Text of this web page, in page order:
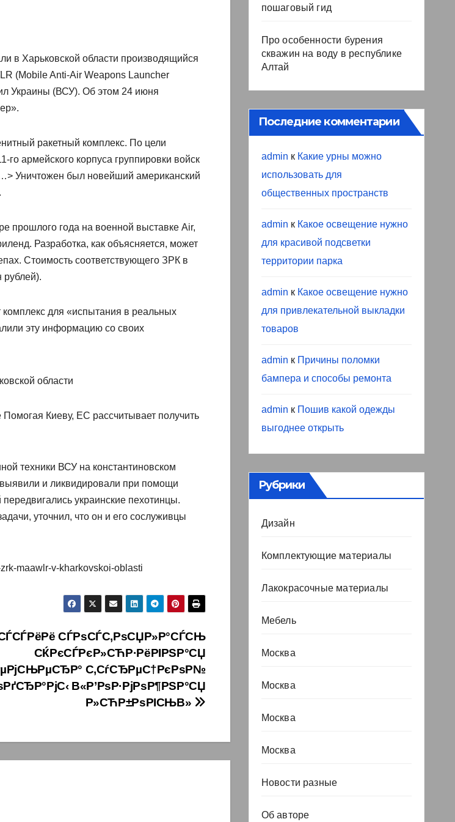
в Харьковской области производящийся
(Mobile Anti-Air Weapons Launcher
Украины (ВСУ). Об этом 24 июня
ракетный комплекс. По цели
армейского корпуса группировки войск
Уничтожен был новейший американский
прошлого года на военной выставке Air,
Разработка, как объясняется, может
Стоимость соответствующего ЗРК в
рублей).
комплекс для «испытания в реальных
эту информацию со своих
Киеву, ЕС рассчитывает получить
техники ВСУ на константиновском
и ликвидировали при помощи
украинские пехотинцы.
уточнил, что он и его сослуживцы
maawlr-v-kharkovskoi-oblasti
СЃРѕСЃС‚РѕСЏР»Р°СЃСЊ
СЌРєСЃРєР»СЋР·РёРІРЅР°СЏ
С‚СѓСЂРµС†РєРѕР№
В«Р’РѕР·РјРѕР¶РЅР°СЏ
Р»СЋР±РѕРІСЊВ»
пошаговый гид
Про особенности бурения
скважин на воду в республике
Алтай
Последние комментарии
admin к Какие урны можно
использовать для
общественных пространств
admin к Какое освещение нужно
для красивой подсветки
территории парка
admin к Какое освещение нужно
для привлекательной выкладки
товаров
admin к Причины поломки
бампера и способы ремонта
admin к Пошив какой одежды
выгоднее открыть
Рубрики
Дизайн
Комплектующие материалы
Лакокрасочные материалы
Мебель
Москва
Москва
Москва
Москва
Новости разные
Об авторе